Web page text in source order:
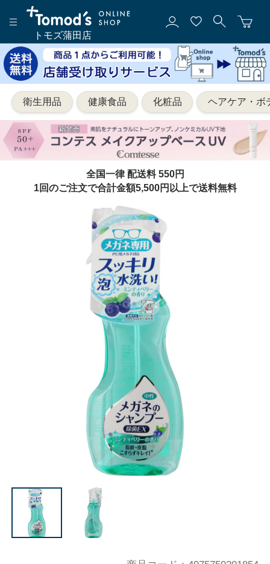
トモズ蒲田店
衛生用品 健康食品 化粧品 ヘアケア・ボ
全国一律 配送料 550円
1回のご注文で合計金額5,500円以上で送料無料